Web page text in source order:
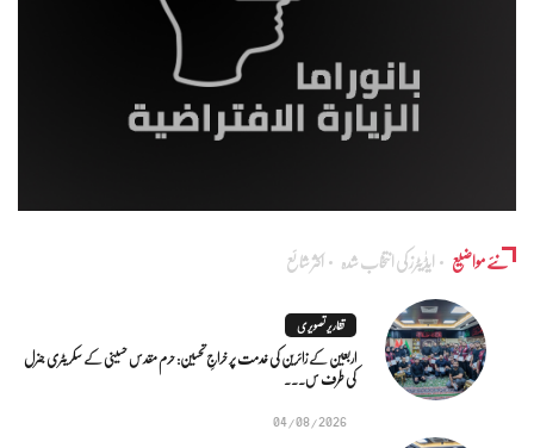
نئے مواضیع ایڈٰیٹرز کی انتخاب شدہ اکثر شائع
تقاریر تصویری
اربعین کے زائرین کی خدمت پر خراجِ تحسین: حرم مقدس حسینی کے سکریٹری جنرل
کی طرف س...
04/08/2026